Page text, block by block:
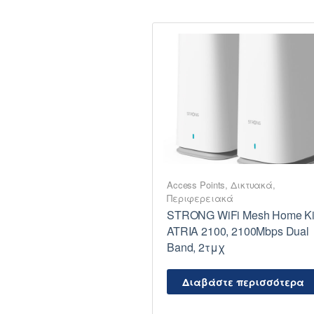
Access Points,Δικτυακά,
Περιφερειακά
STRONG WiFi Mesh Home
ATRIA 2100, 2100Mbps Dual
Band, 2τμχ
Διαβάστε περισσότερα